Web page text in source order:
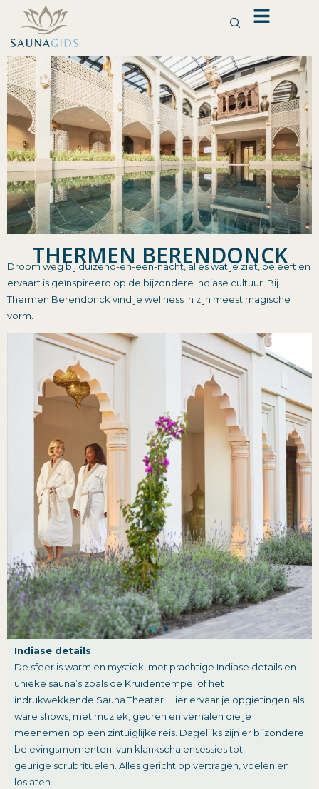
de
inhoud
THERMEN BERENDONCK
Droom weg bij duizend-en-een-nacht, alles wat je ziet, beleeft en
ervaart is geïnspireerd op de bijzondere Indiase cultuur. Bij
Thermen Berendonck vind je wellness in zijn meest magische
vorm.
Indiase details
De sfeer is warm en mystiek, met prachtige Indiase details en
unieke sauna’s zoals de Kruidentempel of het
indrukwekkende Sauna Theater. Hier ervaar je opgietingen als
ware shows, met muziek, geuren en verhalen die je
meenemen op een zintuiglijke reis. Dagelijks zijn er bijzondere
belevingsmomenten: van klankschalensessies tot
geurige scrubrituelen. Alles gericht op vertragen, voelen en
loslaten.